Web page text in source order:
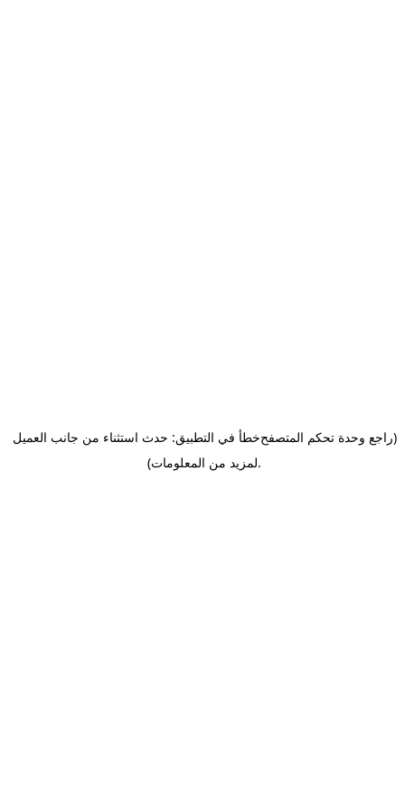
خطأ في التطبيق: حدث استثناء من جانب العميل(راجع وحدة تحكم المتصفح
لمزيد من المعلومات).